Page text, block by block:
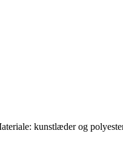
kunstlæder og